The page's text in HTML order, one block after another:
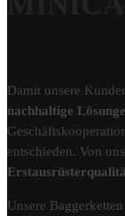
Damit unsere
nachhaltige
entschieden. Von
Unsere